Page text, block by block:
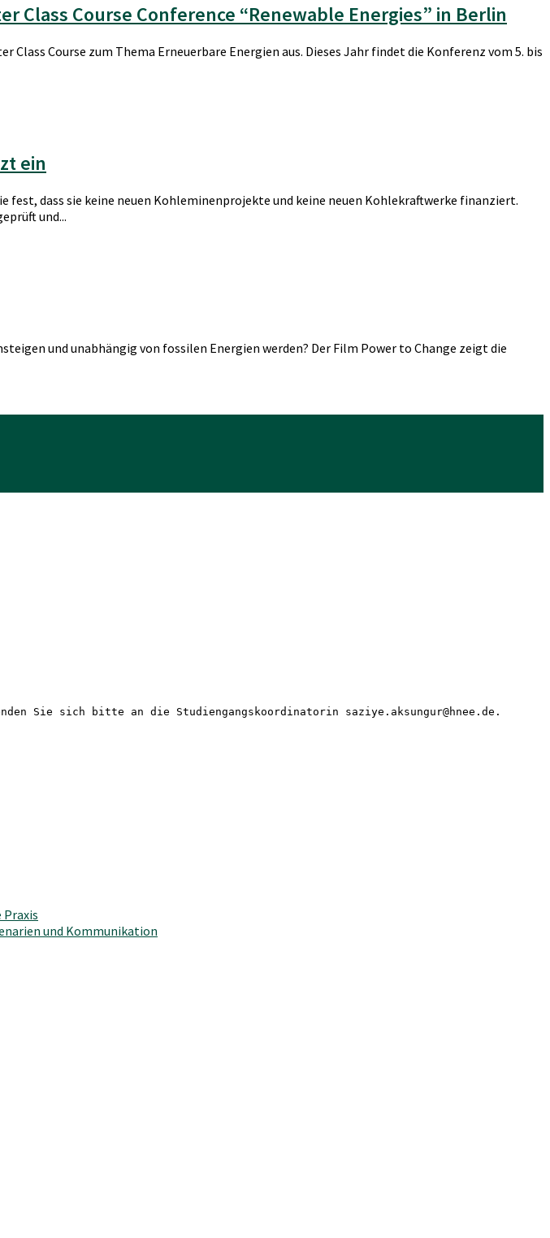
Course Conference “Renewable Energies” in Berlin
Course zum Thema Erneuerbare Energien aus. Dieses Jahr findet die Konferenz vom 5. bis
ein
dass sie keine neuen Kohleminenprojekte und keine neuen Kohlekraftwerke finanziert.
und...
und unabhängig von fossilen Energien werden? Der Film Power to Change zeigt die
Sie sich bitte an die Studiengangskoordinatorin saziye.aksungur@hnee.de.
und Kommunikation